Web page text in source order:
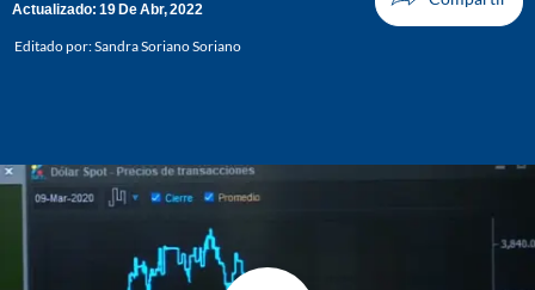
Actualizado: 19 De Abr, 2022
Editado por:Sandra Soriano Soriano